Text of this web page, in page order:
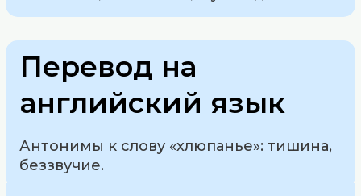
Перевод на
английский язык
Антонимы к слову «хлюпанье»: тишина,
беззвучие.